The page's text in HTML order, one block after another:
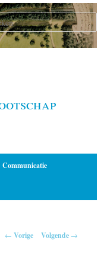
Communicatie
← Vorige Volgende →